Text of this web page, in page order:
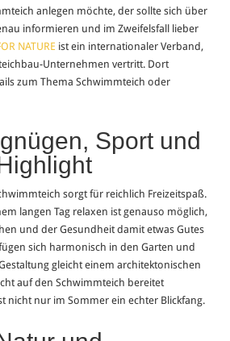
anlegen möchte, der sollte sich über
informieren und im Zweifelsfall lieber
NATURE ist ein internationaler Verband,
Unternehmen vertritt. Dort
zum Thema Schwimmteich oder
Sport und
sorgt für reichlich Freizeitspaß.
langen Tag relaxen ist genauso möglich,
und der Gesundheit damit etwas Gutes
sich harmonisch in den Garten und
gleicht einem architektonischen
auf den Schwimmteich bereitet
nicht nur im Sommer ein echter Blickfang.